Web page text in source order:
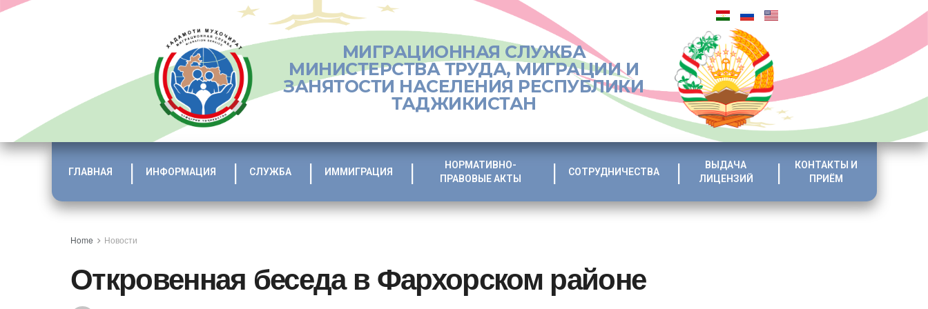
МИГРАЦИОННАЯ СЛУЖБА
МИНИСТЕРСТВА ТРУДА, МИГРАЦИИ И
ЗАНЯТОСТИ НАСЕЛЕНИЯ РЕСПУБЛИКИ
ТАДЖИКИСТАН
ГЛАВНАЯ ИНФОРМАЦИЯ СЛУЖБА ИММИГРАЦИЯ
НОРМАТИВНО-
ПРАВОВЫЕ АКТЫ
СОТРУДНИЧЕСТВА
ВЫДАЧА
ЛИЦЕНЗИЙ
КОНТАКТЫ И
ПРИЁМ
Home Новости
Откровенная беседа в Фархорском районе